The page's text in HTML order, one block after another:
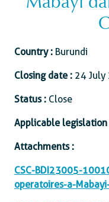
Mabayi
Country : Burundi
Closing date : 24
Status : Close
Applicable legislation
Attachments :
CSC-BDI23005-
operatoires-a-